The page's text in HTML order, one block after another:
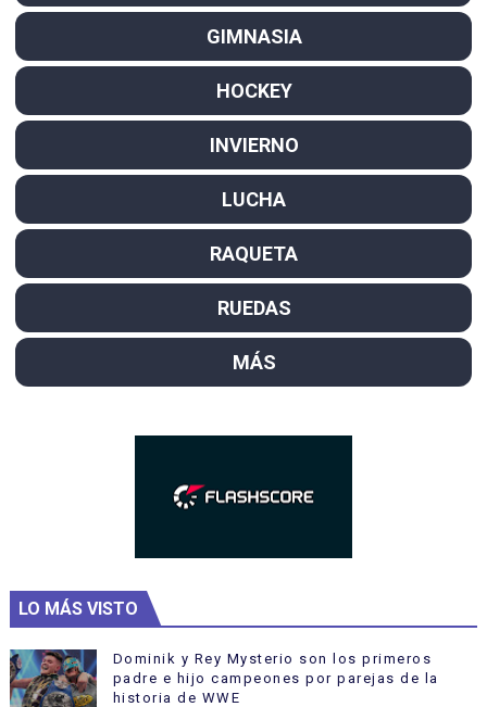
GIMNASIA
HOCKEY
INVIERNO
LUCHA
RAQUETA
RUEDAS
MÁS
LO MÁS VISTO
Dominik y Rey Mysterio son los primeros
padre e hijo campeones por parejas de la
historia de WWE